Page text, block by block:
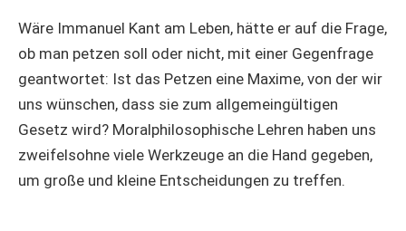
Wäre Immanuel Kant am Leben, hätte er auf die Frage,
ob man petzen soll oder nicht, mit einer Gegenfrage
geantwortet: Ist das Petzen eine Maxime, von der wir
uns wünschen, dass sie zum allgemeingültigen
Gesetz wird? Moralphilosophische Lehren haben uns
zweifelsohne viele Werkzeuge an die Hand gegeben,
um große und kleine Entscheidungen zu treffen.